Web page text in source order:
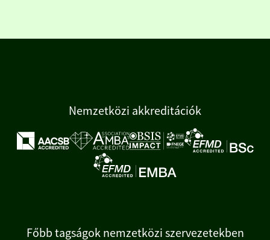
Nemzetközi akkreditációk
Főbb tagságok nemzetközi szervezetekben